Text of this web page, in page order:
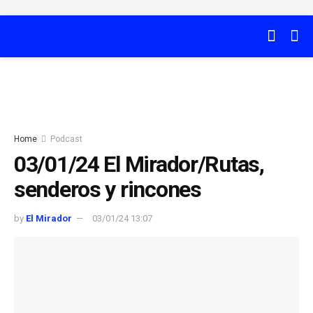
Home Podcast
03/01/24 El Mirador/Rutas,
senderos y rincones
by El Mirador 03/01/24 13:07